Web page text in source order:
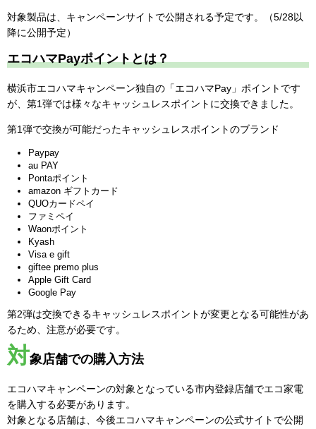
対象製品は、キャンペーンサイトで公開される予定です。（5/28以
降に公開予定）
エコハマPayポイントとは？
横浜市エコハマキャンペーン独自の「エコハマPay」ポイントです
が、第1弾では様々なキャッシュレスポイントに交換できました。
第1弾で交換が可能だったキャッシュレスポイントのブランド
Paypay
au PAY
Pontaポイント
amazon ギフトカード
QUOカードペイ
ファミペイ
Waonポイント
Kyash
Visa e gift
giftee premo plus
Apple Gift Card
Google Pay
第2弾は交換できるキャッシュレスポイントが変更となる可能性があ
るため、注意が必要です。
対象店舗での購入方法
エコハマキャンペーンの対象となっている市内登録店舗でエコ家電
を購入する必要があります。
対象となる店舗は、今後エコハマキャンペーンの公式サイトで公開